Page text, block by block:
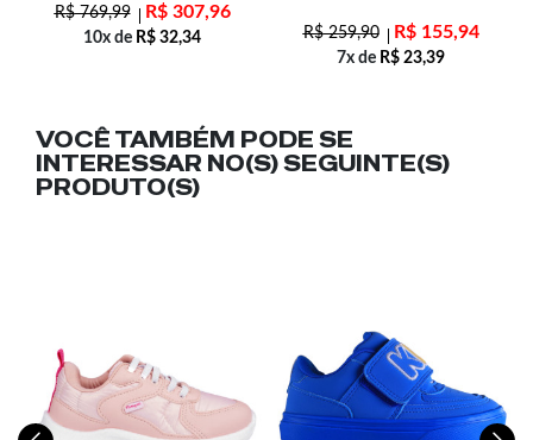
R$769,99 R$307,96
10x de R$ 32,34 R$259,90 R$155,94
7x de R$ 23,39
VOCÊ TAMBÉM PODE SE
INTERESSAR NO(S) SEGUINTE(S)
PRODUTO(S)